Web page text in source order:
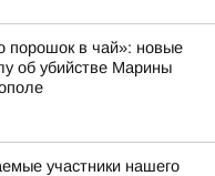
порошок в чай»: новые
об убийстве Марины
участники нашего